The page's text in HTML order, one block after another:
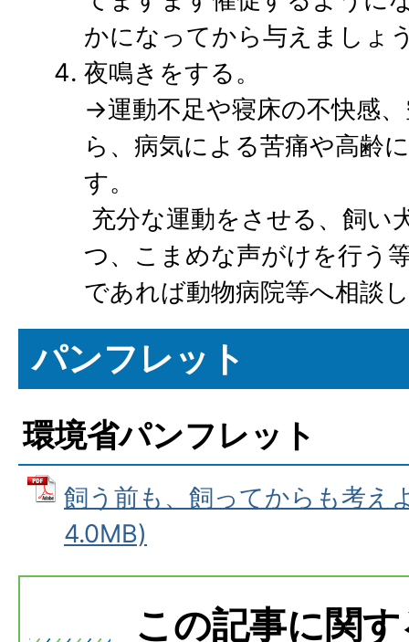
かになってから与えましょ
夜鳴きをする。
→運動不足や寝床の不快感
ら、病気による苦痛や高齢
す。
充分な運動をさせる、飼い
つ、こまめな声がけを行う
であれば動物病院等へ相談
パンフレット
環境省パンフレット
飼う前も、飼ってからも考え
4.0MB)
この記事に関